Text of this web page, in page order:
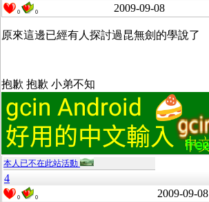
0 0 2009-09-08
原來這邊已經有人探討過昆無劍的學說了
抱歉 抱歉 小弟不知
本人已不在此站活動
4
0 0 2009-09-08